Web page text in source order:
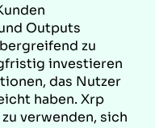
Outputs
zu
investieren
das Nutzer
haben. Xrp
verwenden, sich